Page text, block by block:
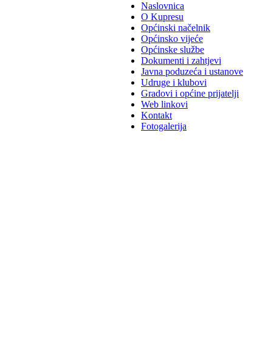
Naslovnica
O Kupresu
Općinski načelnik
Općinsko vijeće
Općinske službe
Dokumenti i zahtjevi
Javna poduzeća i ustanove
Udruge i klubovi
Gradovi i općine prijatelji
Web linkovi
Kontakt
Fotogalerija